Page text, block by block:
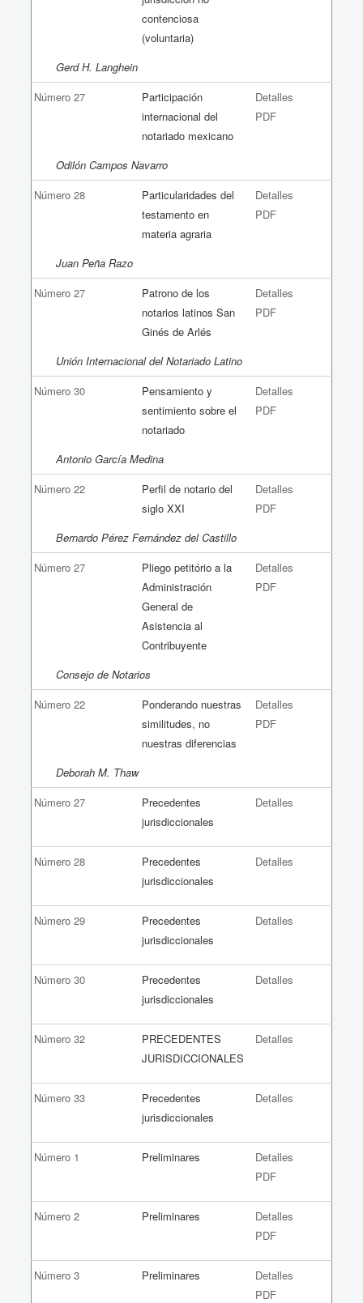
contenciosa
(voluntaria)
Gerd H. Langhein
Número 27
Participación
internacional del
notariado mexicano
Detalles
PDF
Odilón Campos Navarro
Número 28
Particularidades del
testamento en
materia agraria
Detalles
PDF
Juan Peña Razo
Número 27
Patrono de los
notarios latinos San
Ginés de Arlés
Detalles
PDF
Unión Internacional del Notariado Latino
Número 30
Pensamiento y
sentimiento sobre el
notariado
Detalles
PDF
Antonio García Medina
Número 22
Perfil de notario del
siglo XXI
Detalles
PDF
Bernardo Pérez Fernández del Castillo
Número 27
Pliego petitório a la
Administración
General de
Asistencia al
Contribuyente
Detalles
PDF
Consejo de Notarios
Número 22
Ponderando nuestras
similitudes, no
nuestras diferencias
Detalles
PDF
Deborah M. Thaw
Número 27
Precedentes
jurisdiccionales
Detalles
Número 28
Precedentes
jurisdiccionales
Detalles
Número 29
Precedentes
jurisdiccionales
Detalles
Número 30
Precedentes
jurisdiccionales
Detalles
Número 32
PRECEDENTES
JURISDICCIONALES
Detalles
Número 33
Precedentes
jurisdiccionales
Detalles
Número 1 Preliminares
Detalles
PDF
Número 2 Preliminares
Detalles
PDF
Número 3 Preliminares
Detalles
PDF